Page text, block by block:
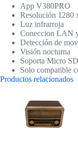
App V380PRO
Resolución 1280
Luz infrarroja
Coneccion LAN
Detección de
Visión nocturna
Soporta Micro
Solo compatible
Productos relacionados